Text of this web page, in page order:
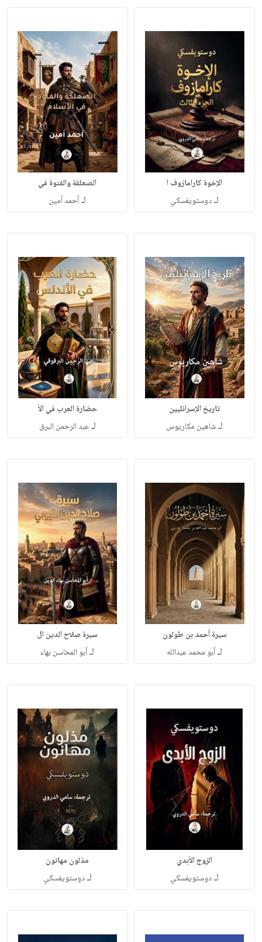
الإخوة كارامازوف ا
لـدوستويفسكي
الصعلقة والفتوة في
لـأحمد أمين
تاريخ الإسرائليين
لـشاهين مكاريوس
حضارة العرب في الأ
لـعبد الرحمن البرق
سيرة أحمد بن طولون
لـأبو محمد عبدالله
سيرة صلاح الدين ال
لـأبو المحاسن بهاء
الزوج الأبدي
لـدوستويفسكي
مذلون مهانون
لـدوستويفسكي